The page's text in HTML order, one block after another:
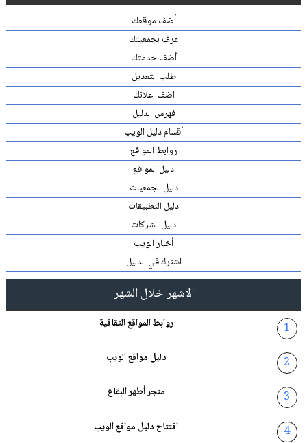
أضف موقعك
عرف بجمعيتك
أضف خدمتك
طلب التعديل
اضف اعلانك
فهرس الدليل
أقسام دليل الويب
روابط المواقع
دليل المواقع
دليل الجمعيات
دليل التطبيقات
دليل الشركات
أخبار الويب
اشترك في الدليل
الاشهر خلال الشهر
روابط المواقع الثقافية
دليل مواقع الويب
متجر أطهر البقاع
افتتاح دليل مواقع الويب